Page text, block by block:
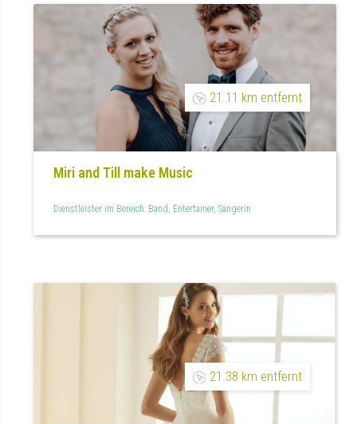
21.11 km entfernt
Miri and Till make Music
Dienstleister im Bereich: Band, Entertainer, Sängerin
21.38 km entfernt